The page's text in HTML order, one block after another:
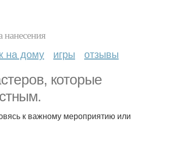
нанесения
на дому игры отзывы
которые
к важному мероприятию или